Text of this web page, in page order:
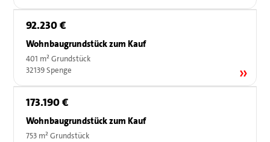
92.230 €
Wohnbaugrundstück zum Kauf
401 m² Grundstück
32139 Spenge
173.190 €
Wohnbaugrundstück zum Kauf
753 m² Grundstück